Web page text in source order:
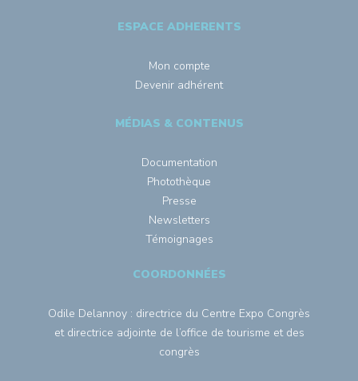
ESPACE ADHERENTS
Mon compte
Devenir adhérent
MÉDIAS & CONTENUS
Documentation
Photothèque
Presse
Newsletters
Témoignages
COORDONNÉES
Odile Delannoy : directrice du Centre Expo Congrès
et directrice adjointe de l’office de tourisme et des
congrès